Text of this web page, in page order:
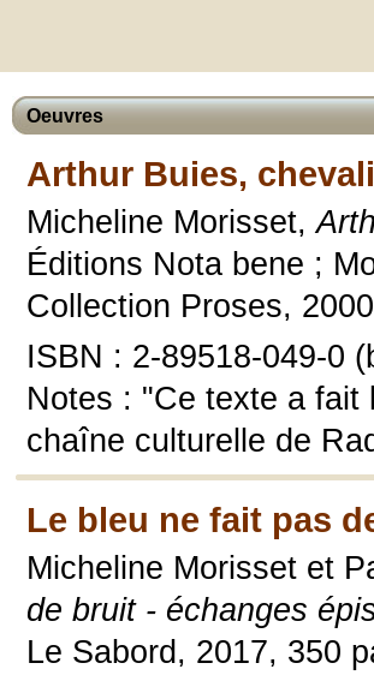
Oeuvres
Arthur Buies,
Micheline Morisset,
Éditions Nota bene ;
Collection Proses,
ISBN : 2-89518-049-0
Notes : "Ce texte a fait
chaîne culturelle de
Le bleu ne fait pas
Micheline Morisset et
de bruit - échanges
Le Sabord, 2017, 350